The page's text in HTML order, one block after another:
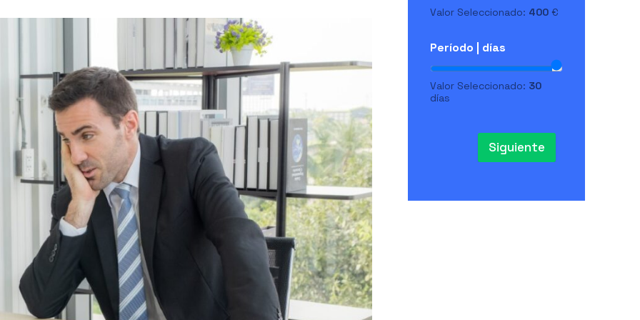
Valor Seleccionado: 400 €
Período | días
Valor Seleccionado: 30
días
Siguiente